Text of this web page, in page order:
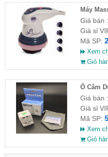
Máy
HĐ )
Giá bán :
Giá sỉ
Mã SP:
Xem
Giỏ
Ổ Cắm
Giá bán :
Giá sỉ
Mã SP:
Xem
Giỏ